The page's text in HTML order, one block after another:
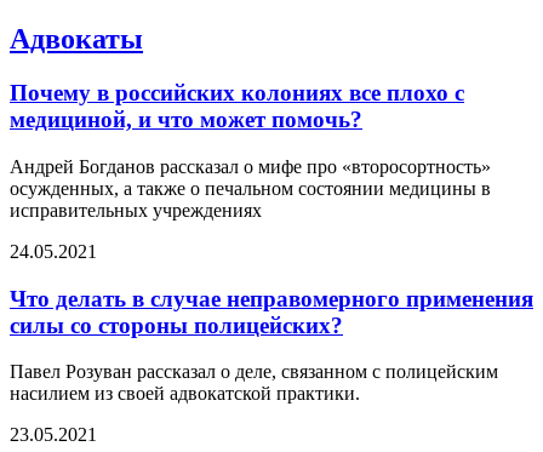
Адвокаты
Почему в российских колониях все плохо с
медициной, и что может помочь?
Андрей Богданов рассказал о мифе про «второсортность»
осужденных, а также о печальном состоянии медицины в
исправительных учреждениях
24.05.2021
Что делать в случае неправомерного применения
силы со стороны полицейских?
Павел Розуван рассказал о деле, связанном с полицейским
насилием из своей адвокатской практики.
23.05.2021